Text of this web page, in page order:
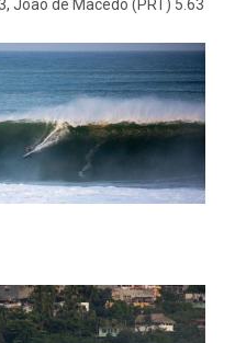
João de Macedo (PRT) 5.63